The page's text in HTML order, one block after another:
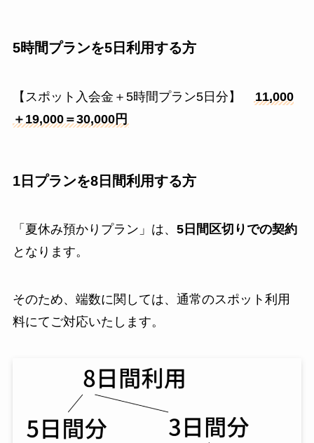
5時間プランを5日利用する方
【スポット入会金＋5時間プラン5日分】
11,000
＋19,000＝30,000円
1日プランを8日間利用する方
「夏休み預かりプラン」は、 5日間区切りでの契約
となります。
そのため、端数に関しては、通常のスポット利用
料にてご対応いたします。